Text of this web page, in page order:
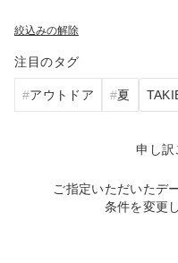
絞込みの解除
注目のタグ
アウトドア 夏
申し訳
ご指定いただいたデ
条件を変更